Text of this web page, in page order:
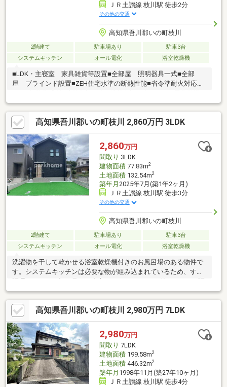
ＪＲ土讃線 枝川駅 徒歩2分
その他の交通
高知県吾川郡いの町枝川
2階建て 駐車場あり
駐車3台
システムキッチン
オール電化 浴室乾燥機
■LDK・主寝室 家具雑貨等設置■全部屋 照明器具一式■全部
屋 ブラインド設置■ZEH住宅水準の断熱性能■省令準耐火対応
■JAS規格集成材■建物保証10年■地盤保証20年■オール電化仕様■
樹脂複合サッシ■食器洗浄乾燥機■IHクッキングヒーター■浴室暖
房乾燥機■玄関収納■シャワートイレ■境界ブロック・フェンス工
事■車庫土間コンクリート打ち、砕石入れ■TVアンテナ工事（地デ
ジのみ）■エコキュート370リットル普通型フルオート
高知県吾川郡いの町枝川 2,860万円 3LDK
2,860万円
間取り 3LDK
建物面積77.83m2
土地面積132.54m2
築年月 2025年7月(築1年2ヶ月)
ＪＲ土讃線 枝川駅 徒歩3分
その他の交通
高知県吾川郡いの町枝川
2階建て 駐車場あり
駐車3台
システムキッチン
オール電化 浴室乾燥機
洗濯物を干して乾かせる浴室乾燥機付きのお風呂場のある物件で
す。システムキッチンは必要な物が組み込まれているため、すぐ
理器付き物件です。建物面積77.83㎡でご家族と過ごすのにも問題
のない広さです。駅から徒歩6分圏内の物件です。家族におすすめ
な3LDK。設備も充実しています。
高知県吾川郡いの町枝川 2,980万円 7LDK
2,980万円
間取り 7LDK
建物面積199.58m2
土地面積446.32m2
築年月 1998年11月(築27年10ヶ月)
ＪＲ土讃線 枝川駅 徒歩4分